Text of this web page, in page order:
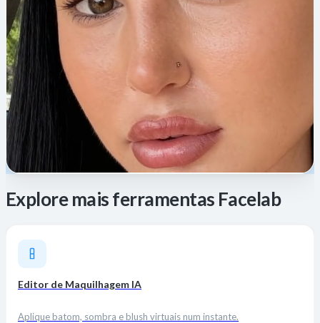
Explore mais ferramentas Facelab
Editor de Maquilhagem IA
Aplique batom, sombra e blush virtuais num instante.